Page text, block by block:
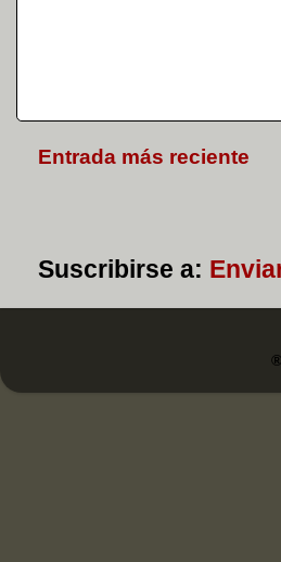
Entrada más reciente
Suscribirse a: